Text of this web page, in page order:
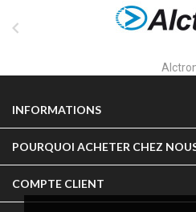

INFORMATIONS
POURQUOI ACHETER CHEZ
COMPTE CLIENT